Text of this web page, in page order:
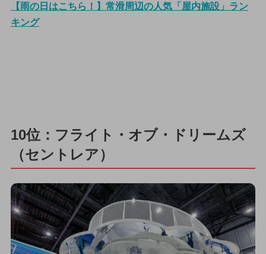
【雨の日はこちら！】常滑周辺の人気「屋内施設」ラン
キング
10位：フライト・オブ・ドリームズ
（セントレア）